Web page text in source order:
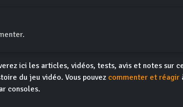
ici les articles, vidéos, tests, avis et notes sur
du jeu vidéo. Vous pouvez commenter et réagir
consoles.